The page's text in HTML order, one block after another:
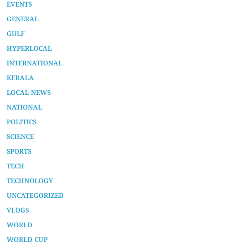
EVENTS
GENERAL
GULF
HYPERLOCAL
INTERNATIONAL
KERALA
LOCAL NEWS
NATIONAL
POLITICS
SCIENCE
SPORTS
TECH
TECHNOLOGY
UNCATEGORIZED
VLOGS
WORLD
WORLD CUP